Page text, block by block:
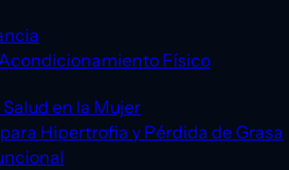
Físico
en la Mujer
Hipertrofia y Pérdida de Grasa